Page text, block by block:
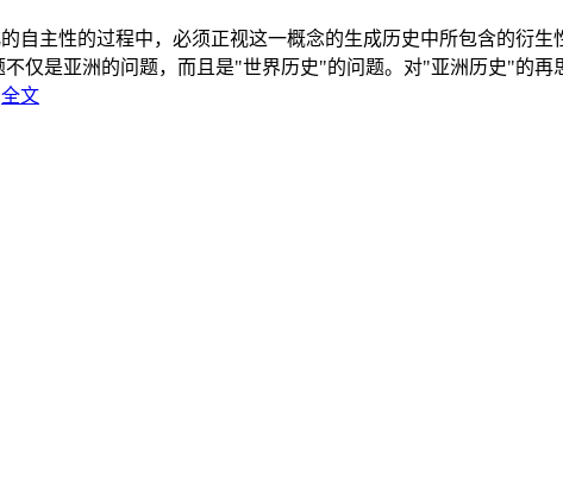
自主性的过程中，必须正视这一概念的生成历史中所包含的衍
仅是亚洲的问题，而且是"世界历史"的问题。对"亚洲历史"的
全文